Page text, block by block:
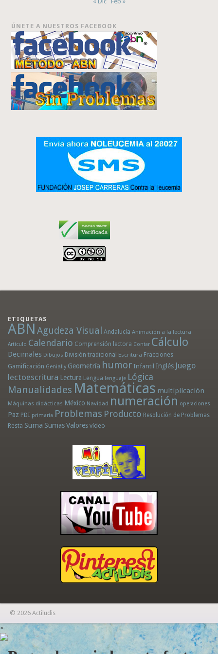
ÚNETE A NUESTROS FACEBOOK
ETIQUETAS
ABN Agudeza Visual Andalucía Animación a la lectura
Artículo Calendario Comprensión lectora Contar Cálculo
Decimales Dibujos División tradicional Escritura Fracciones
Gamificación Genially Geometría humor Infantil Inglés Juego
lectoescritura Lectura Lengua lenguaje Lógica
Manualidades Matemáticas multiplicación
Máquinas didácticas México Navidad numeración operaciones
Paz PDI primaria Problemas Producto Resolución de Problemas
Resta Suma Sumas Valores vídeo
© 2026 Actiludis
×